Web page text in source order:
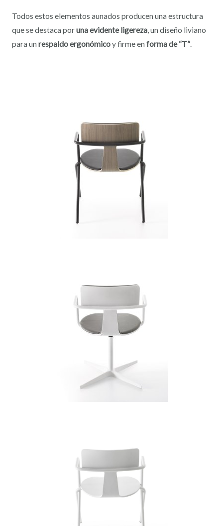
Todos estos elementos aunados producen una estructura
que se destaca poruna evidente ligereza, un diseño liviano
para un respaldo ergonómicoy firme en forma de “T”.